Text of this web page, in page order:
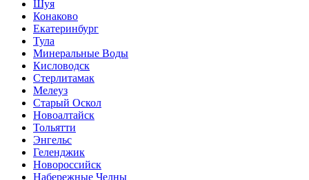
Шуя
Конаково
Екатеринбург
Тула
Минеральные Воды
Кисловодск
Стерлитамак
Мелеуз
Старый Оскол
Новоалтайск
Тольятти
Энгельс
Геленджик
Новороссийск
Набережные Челны